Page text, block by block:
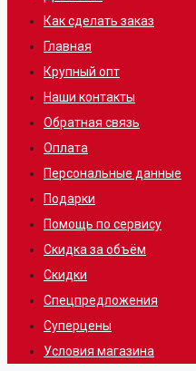
Как сделать заказ
Главная
Крупный опт
Наши контакты
Обратная связь
Оплата
Персональные данные
Подарки
Помощь по сервису
Скидка за объём
Скидки
Спецпредложения
Суперцены
Условия магазина